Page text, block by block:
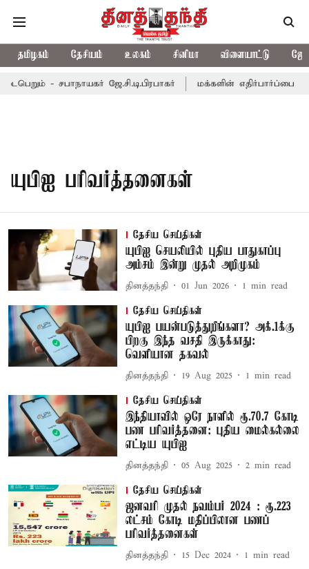
தமிழகம் தேசியம் உலகம் சினிமா விளையாட்டு
- சபாநாயகர் ஜே.சி.டி.பிரபாகர் மக்களின் எதிர்பார்ப்பை
யுபிஐ பரிவர்த்தனைகள்
தேசிய செய்திகள்
யுபிஐ செயலியில் புதிய பாதுகாப்பு
அம்சம் இன்று முதல் அறிமுகம்
தினத்தந்தி 01 Jun 2026 1 min read
தேசிய செய்திகள்
யுபிஐ பயன்படுத்துறீங்களா? அக்.1க்கு
பிறகு இந்த வசதி இருக்காது:
வெளியான தகவல்
தினத்தந்தி 19 Aug 2025 1 min read
தேசிய செய்திகள்
இந்தியாவில் ஒரே நாளில் ரூ.70.7 கோடி
பண பரிவர்த்தனை: புதிய மைல்கல்லை
எட்டிய யுபிஐ
தினத்தந்தி 05 Aug 2025 2 min read
தேசிய செய்திகள்
ஜனவரி முதல் நவம்பர் 2024 : ரூ.223
லட்சம் கோடி மதிப்பிலான பணப்
பரிவர்த்தனைகள்
தினத்தந்தி 15 Dec 2024 1 min read